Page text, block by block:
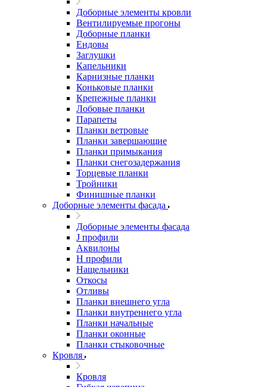
Доборные элементы кровли
Вентилируемые прогоны
Доборные планки
Ендовы
Заглушки
Капельники
Карнизные планки
Коньковые планки
Крепежные планки
Лобовые планки
Парапеты
Планки ветровые
Планки завершающие
Планки примыкания
Планки снегозадержания
Торцевые планки
Тройники
Финишные планки
Доборные элементы фасада
Доборные элементы фасада
J профили
Аквилоны
Н профили
Нащельники
Откосы
Отливы
Планки внешнего угла
Планки внутреннего угла
Планки начальные
Планки оконные
Планки стыковочные
Кровля
Кровля